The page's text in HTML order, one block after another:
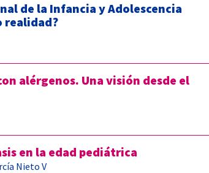
de la Infancia y Adolescencia
realidad?
alérgenos. Una visión desde el
en la edad pediátrica
Nieto V